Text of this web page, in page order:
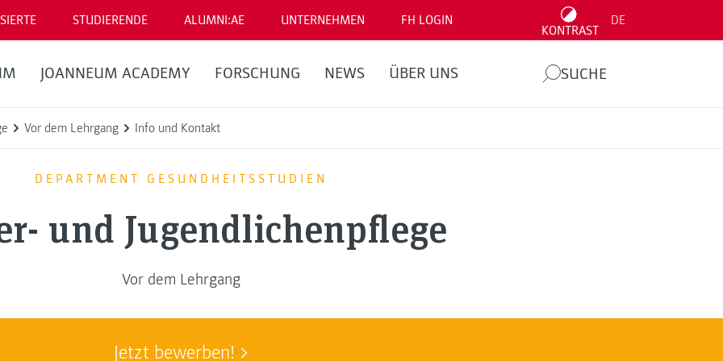
STUDIERENDE ALUMNI:AE UNTERNEHMEN FH LOGIN
KONTRAST
DE
JOANNEUM ACADEMY FORSCHUNG NEWS ÜBER UNS SUCHE
Vor dem Lehrgang Info und Kontakt
DEPARTMENT GESUNDHEITSSTUDIEN
und Jugendlichenpflege
Vor dem Lehrgang
Jetzt bewerben!